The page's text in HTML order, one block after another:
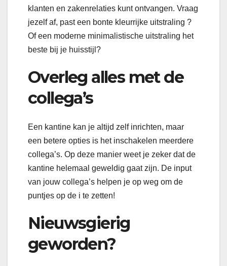
klanten en zakenrelaties kunt ontvangen. Vraag
jezelf af, past een bonte kleurrijke uitstraling ?
Of een moderne minimalistische uitstraling het
beste bij je huisstijl?
Overleg alles met de
collega’s
Een kantine kan je altijd zelf inrichten, maar
een betere opties is het inschakelen meerdere
collega’s. Op deze manier weet je zeker dat de
kantine helemaal geweldig gaat zijn. De input
van jouw collega’s helpen je op weg om de
puntjes op de i te zetten!
Nieuwsgierig
geworden?